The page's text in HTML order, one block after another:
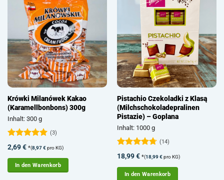
Krówki Milanówek Kakao
(Karamellbonbons) 300g
Inhalt: 300 g
Bewertet
mit 5von
5
(3)
2,69€ *(8,97€pro KG)
In den Warenkorb
Pistachio Czekoladki z Klasą
(Milchschokoladepralinen
Pistazie) – Goplana
Inhalt: 1000 g
Bewertet
mit 4.71
von 5
(14)
18,99€ *(18,99€pro KG)
In den Warenkorb